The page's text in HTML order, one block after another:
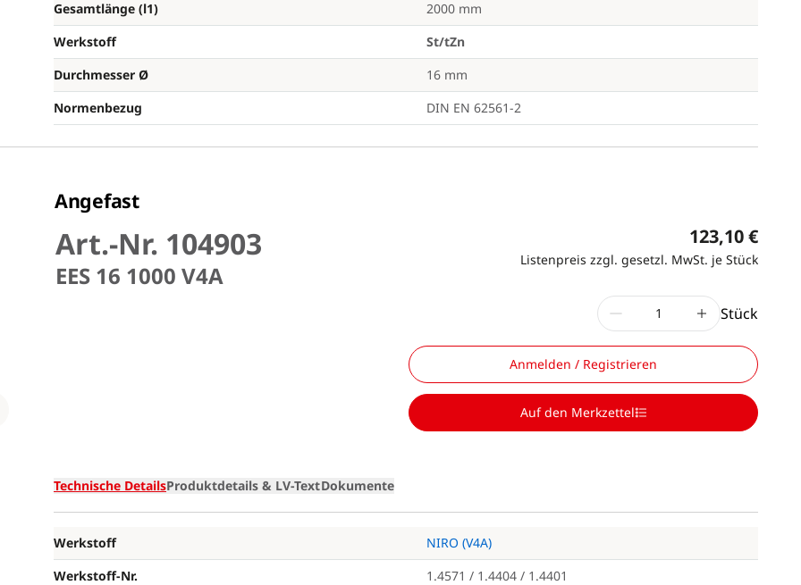
Gesamtlänge (l1)
2000 mm
Werkstoff
St/tZn
Durchmesser Ø
16 mm
Normenbezug
DIN EN 62561-2
Angefast
Art.-Nr. 104903
EES 16 1000 V4A
123,10 €
Listenpreis zzgl. gesetzl. MwSt. je Stück
Stück
Anmelden / Registrieren
Auf den Merkzettel
Technische DetailsProduktdetails & LV-TextDokumente
Werkstoff
NIRO (V4A)
Werkstoff-Nr.
1.4571 / 1.4404 / 1.4401